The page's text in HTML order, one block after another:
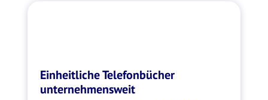
Einheitliche Telefonbücher
unternehmensweit